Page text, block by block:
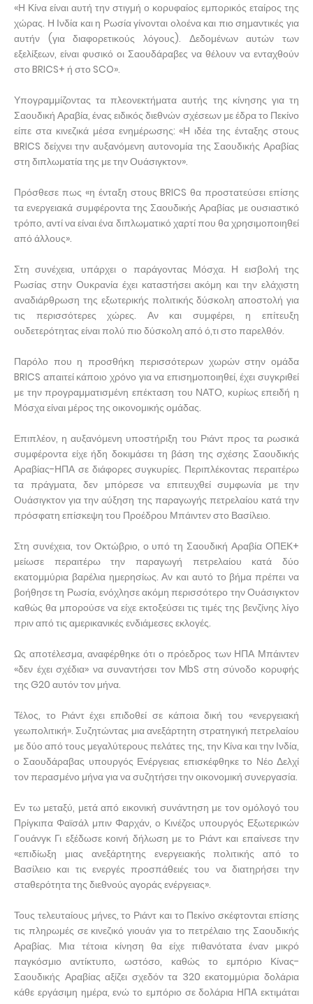
«Η Κίνα είναι αυτή την στιγμή ο κορυφαίος εμπορικός εταίρος της
χώρας. Η Ινδία και η Ρωσία γίνονται ολοένα και πιο σημαντικές για
αυτήν (για διαφορετικούς λόγους). Δεδομένων αυτών των
εξελίξεων, είναι φυσικό οι Σαουδάραβες να θέλουν να ενταχθούν
στο BRICS+ ή στο SCO».
Υπογραμμίζοντας τα πλεονεκτήματα αυτής της κίνησης για τη
Σαουδική Αραβία, ένας ειδικός διεθνών σχέσεων με έδρα το Πεκίνο
είπε στα κινεζικά μέσα ενημέρωσης: «Η ιδέα της ένταξης στους
BRICS δείχνει την αυξανόμενη αυτονομία της Σαουδικής Αραβίας
στη διπλωματία της με την Ουάσιγκτον».
Πρόσθεσε πως «η ένταξη στους BRICS θα προστατεύσει επίσης
τα ενεργειακά συμφέροντα της Σαουδικής Αραβίας με ουσιαστικό
τρόπο, αντί να είναι ένα διπλωματικό χαρτί που θα χρησιμοποιηθεί
από άλλους».
Στη συνέχεια, υπάρχει ο παράγοντας Μόσχα. Η εισβολή της
Ρωσίας στην Ουκρανία έχει καταστήσει ακόμη και την ελάχιστη
αναδιάρθρωση της εξωτερικής πολιτικής δύσκολη αποστολή για
τις περισσότερες χώρες. Αν και συμφέρει, η επίτευξη
ουδετερότητας είναι πολύ πιο δύσκολη από ό,τι στο παρελθόν.
Παρόλο που η προσθήκη περισσότερων χωρών στην ομάδα
BRICS απαιτεί κάποιο χρόνο για να επισημοποιηθεί, έχει συγκριθεί
με την προγραμματισμένη επέκταση του ΝΑΤΟ, κυρίως επειδή η
Μόσχα είναι μέρος της οικονομικής ομάδας.
Επιπλέον, η αυξανόμενη υποστήριξη του Ριάντ προς τα ρωσικά
συμφέροντα είχε ήδη δοκιμάσει τη βάση της σχέσης Σαουδικής
Αραβίας-ΗΠΑ σε διάφορες συγκυρίες. Περιπλέκοντας περαιτέρω
τα πράγματα, δεν μπόρεσε να επιτευχθεί συμφωνία με την
Ουάσιγκτον για την αύξηση της παραγωγής πετρελαίου κατά την
πρόσφατη επίσκεψη του Προέδρου Μπάιντεν στο Βασίλειο.
Στη συνέχεια, τον Οκτώβριο, ο υπό τη Σαουδική Αραβία ΟΠΕΚ+
μείωσε περαιτέρω την παραγωγή πετρελαίου κατά δύο
εκατομμύρια βαρέλια ημερησίως. Αν και αυτό το βήμα πρέπει να
βοήθησε τη Ρωσία, ενόχλησε ακόμη περισσότερο την Ουάσιγκτον
καθώς θα μπορούσε να είχε εκτοξεύσει τις τιμές της βενζίνης λίγο
πριν από τις αμερικανικές ενδιάμεσες εκλογές.
Ως αποτέλεσμα, αναφέρθηκε ότι ο πρόεδρος των ΗΠΑ Μπάιντεν
«δεν έχει σχέδια» να συναντήσει τον MbS στη σύνοδο κορυφής
της G20 αυτόν τον μήνα.
Τέλος, το Ριάντ έχει επιδοθεί σε κάποια δική του «ενεργειακή
γεωπολιτική». Συζητώντας μια ανεξάρτητη στρατηγική πετρελαίου
με δύο από τους μεγαλύτερους πελάτες της, την Κίνα και την Ινδία,
ο Σαουδάραβας υπουργός Ενέργειας επισκέφθηκε το Νέο Δελχί
τον περασμένο μήνα για να συζητήσει την οικονομική συνεργασία.
Εν τω μεταξύ, μετά από εικονική συνάντηση με τον ομόλογό του
Πρίγκιπα Φαϊσάλ μπιν Φαρχάν, ο Κινέζος υπουργός Εξωτερικών
Γουάνγκ Γι εξέδωσε κοινή δήλωση με το Ριάντ και επαίνεσε την
«επιδίωξη μιας ανεξάρτητης ενεργειακής πολιτικής από το
Βασίλειο και τις ενεργές προσπάθειές του να διατηρήσει την
σταθερότητα της διεθνούς αγοράς ενέργειας».
Τους τελευταίους μήνες, το Ριάντ και το Πεκίνο σκέφτονται επίσης
τις πληρωμές σε κινεζικό γιουάν για το πετρέλαιο της Σαουδικής
Αραβίας. Μια τέτοια κίνηση θα είχε πιθανότατα έναν μικρό
παγκόσμιο αντίκτυπο, ωστόσο, καθώς το εμπόριο Κίνας-
Σαουδικής Αραβίας αξίζει σχεδόν τα 320 εκατομμύρια δολάρια
κάθε εργάσιμη ημέρα, ενώ το εμπόριο σε δολάρια ΗΠΑ εκτιμάται